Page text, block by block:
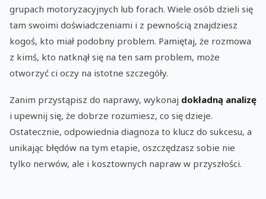
grupach motoryzacyjnych lub forach. Wiele osób dzieli się
tam swoimi doświadczeniami i z pewnością znajdziesz
kogoś, kto miał podobny problem. Pamiętaj, że rozmowa
z kimś, kto natknął się na ten sam problem, może
otworzyć ci oczy na istotne szczegóły.
Zanim przystąpisz do naprawy, wykonaj dokładną analizę
i upewnij się, że dobrze rozumiesz, co się dzieje.
Ostatecznie, odpowiednia diagnoza to klucz do sukcesu, a
unikając błędów na tym etapie, oszczędzasz sobie nie
tylko nerwów, ale i kosztownych napraw w przyszłości.